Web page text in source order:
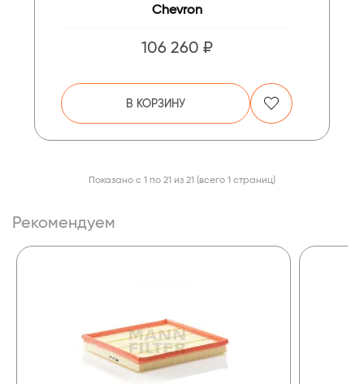
Chevron
106 260 ₽
В КОРЗИНУ
Показано с 1 по 21 из 21 (всего 1 страниц)
Рекомендуем